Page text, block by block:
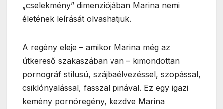
„cselekmény” dimenziójában Marina nemi
életének leírását olvashatjuk.
A regény eleje – amikor Marina még az
útkereső szakaszában van – kimondottan
pornográf stílusú, szájbaélvezéssel, szopással,
csiklónyalással, fasszal pinával. Ez egy igazi
kemény pornóregény, kezdve Marina